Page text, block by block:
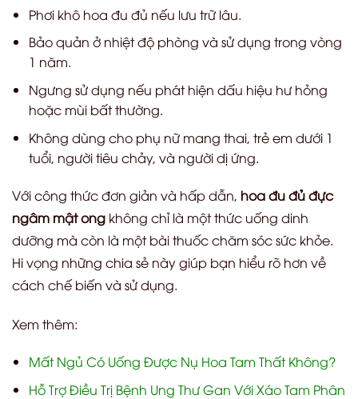
Phơi khô hoa đu đủ nếu lưu trữ lâu.
Bảo quản ở nhiệt độ phòng và sử dụng trong vòng
1 năm.
Ngưng sử dụng nếu phát hiện dấu hiệu hư hỏng
hoặc mùi bất thường.
Không dùng cho phụ nữ mang thai, trẻ em dưới 1
tuổi, người tiêu chảy, và người dị ứng.
Với công thức đơn giản và hấp dẫn, hoa đu đủ đực
ngâm mật ong không chỉ là một thức uống dinh
dưỡng mà còn là một bài thuốc chăm sóc sức khỏe.
Hi vọng những chia sẻ này giúp bạn hiểu rõ hơn về
cách chế biến và sử dụng.
Xem thêm:
Mất Ngủ Có Uống Được Nụ Hoa Tam Thất Không?
Hỗ Trợ Điều Trị Bệnh Ung Thư Gan Với Xáo Tam Phân